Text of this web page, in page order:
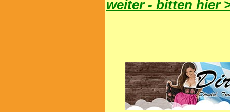
weiter - bitten hier